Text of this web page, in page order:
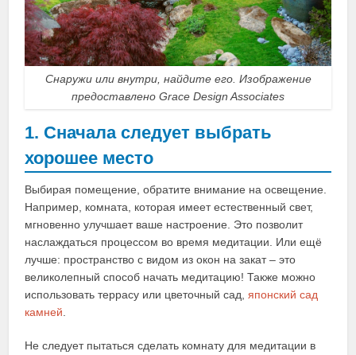
Снаружи или внутри, найдите его. Изображение
предоставлено Grace Design Associates
1. Сначала следует выбрать
хорошее место
Выбирая помещение, обратите внимание на освещение.
Например, комната, которая имеет естественный свет,
мгновенно улучшает ваше настроение. Это позволит
наслаждаться процессом во время медитации. Или ещё
лучше: пространство с видом из окон на закат – это
великолепный способ начать медитацию! Также можно
использовать террасу или цветочный сад,японский сад
камней
Не следует пытаться сделать комнату для медитации в